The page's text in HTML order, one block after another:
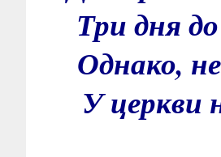
Три дня
Однако,
У церкви